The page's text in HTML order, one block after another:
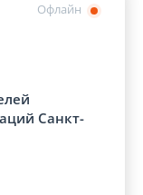
Офлайн
Санкт-